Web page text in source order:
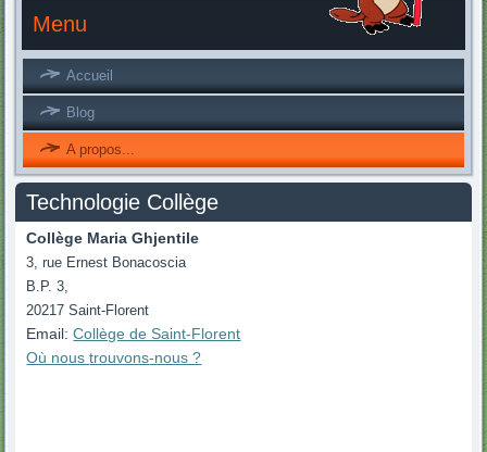
Menu
Accueil
Blog
A propos...
Technologie Collège
Collège Maria Ghjentile
3, rue Ernest Bonacoscia
B.P. 3,
20217 Saint-Florent
Email:Collège de Saint-Florent
Où noustrouvons-nous ?